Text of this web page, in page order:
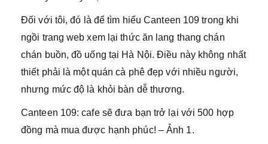
Đối với tôi, đó là để tìm hiểu Canteen 109 trong khi
ngồi trang web xem lại thức ăn lang thang chán
chán buồn, đồ uống tại Hà Nội. Điều này không nhất
thiết phải là một quán cà phê đẹp với nhiều người,
nhưng mức độ là khỏi bàn dễ thương.
Canteen 109: cafe sẽ đưa bạn trở lại với 500 hợp
đồng mà mua được hạnh phúc! – Ảnh 1.